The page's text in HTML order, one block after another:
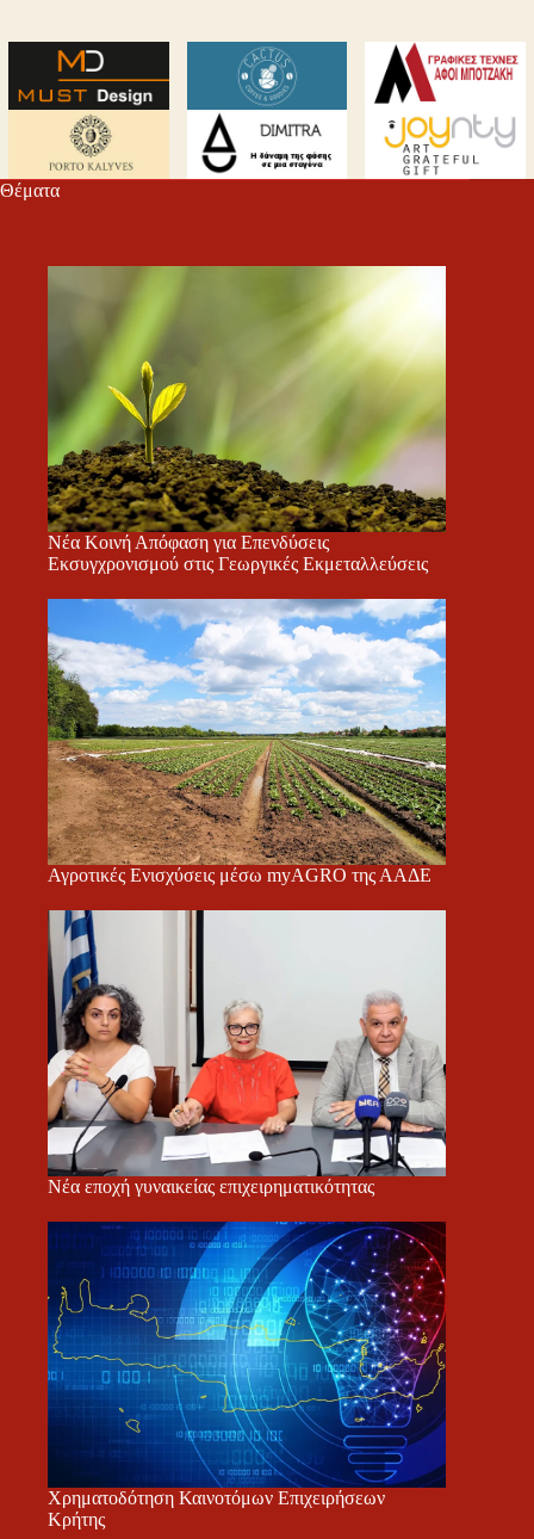
Θέματα
Νέα Κοινή Απόφαση για Επενδύσεις
Εκσυγχρονισμού στις Γεωργικές Εκμεταλλεύσεις
Αγροτικές Ενισχύσεις μέσω myAGRO της ΑΑΔΕ
Νέα εποχή γυναικείας επιχειρηματικότητας
Χρηματοδότηση Καινοτόμων Επιχειρήσεων
Κρήτης